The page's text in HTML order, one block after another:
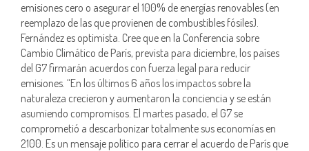
emisiones cero o asegurar el 100% de energías renovables (en
reemplazo de las que provienen de combustibles fósiles).
Fernández es optimista. Cree que en la Conferencia sobre
Cambio Climático de París, prevista para diciembre, los países
del G7 firmarán acuerdos con fuerza legal para reducir
emisiones. “En los últimos 6 años los impactos sobre la
naturaleza crecieron y aumentaron la conciencia y se están
asumiendo compromisos. El martes pasado, el G7 se
comprometió a descarbonizar totalmente sus economías en
2100. Es un mensaje político para cerrar el acuerdo de París que